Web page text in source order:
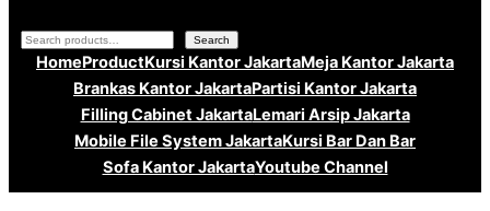
Search Search
HomeProductKursi Kantor JakartaMeja Kantor Jakarta
Brankas Kantor JakartaPartisi Kantor Jakarta
Filling Cabinet JakartaLemari Arsip Jakarta
Mobile File System JakartaKursi Bar Dan Bar
Sofa Kantor JakartaYoutube Channel